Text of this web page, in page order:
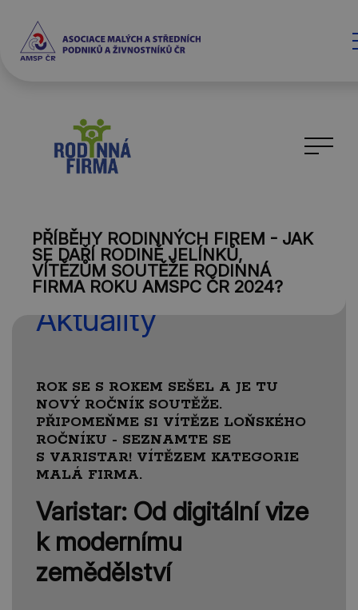
PŘÍBĚHY RODINNÝCH FIREM - JAK
SE DAŘÍ RODINĚ JELÍNKŮ,
VÍTĚZŮM SOUTĚŽE RODINNÁ
FIRMA ROKU AMSPC ČR 2024?
Aktuality
ROK SE S ROKEM SEŠEL A JE TU
NOVÝ ROČNÍK SOUTĚŽE.
PŘIPOMEŇME SI VÍTĚZE LOŇSKÉHO
ROČNÍKU - SEZNAMTE SE
S VARISTAR! VÍTĚZEM KATEGORIE
MALÁ FIRMA.
Varistar: Od digitální vize
k modernímu
zemědělství